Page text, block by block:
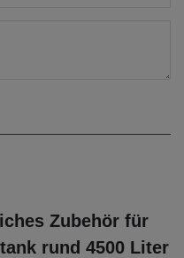
Zubehör für
rund 4500 Liter